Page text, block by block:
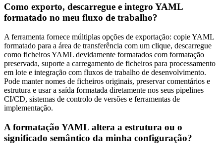
Como exporto, descarregue e integro YAML
formatado no meu fluxo de trabalho?
A ferramenta fornece múltiplas opções de exportação: copie YAML
formatado para a área de transferência com um clique, descarregue
como ficheiros YAML devidamente formatados com formatação
preservada, suporte a carregamento de ficheiros para processamento
em lote e integração com fluxos de trabalho de desenvolvimento.
Pode manter nomes de ficheiros originais, preservar comentários e
estrutura e usar a saída formatada diretamente nos seus pipelines
CI/CD, sistemas de controlo de versões e ferramentas de
implementação.
A formatação YAML altera a estrutura ou o
significado semântico da minha configuração?